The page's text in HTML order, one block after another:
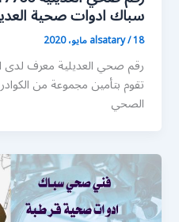
سباك ادوات صحية
alsatary/18 مايو، 2020
رقم صحي العديلية معرف لدى
تقوم بتأمين مجموعة من
الصحي